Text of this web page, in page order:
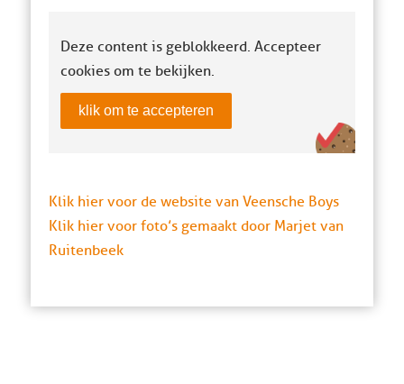
Deze content is geblokkeerd. Accepteer
cookies om te bekijken.
klik om te accepteren
Klik hier voor de website van Veensche Boys
Klik hier voor foto’s gemaakt door Marjet van
Ruitenbeek